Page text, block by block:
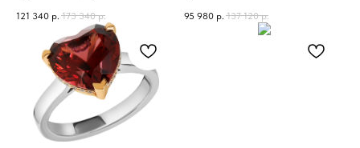
121 340 р. 173 340 р. 95 980 р. 137 120 р.